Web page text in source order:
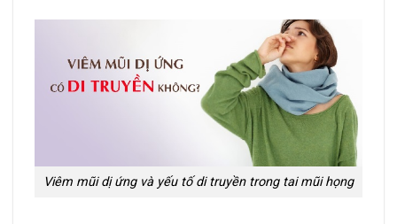
Viêm mũi dị ứng và yếu tố di truyền trong tai mũi họng